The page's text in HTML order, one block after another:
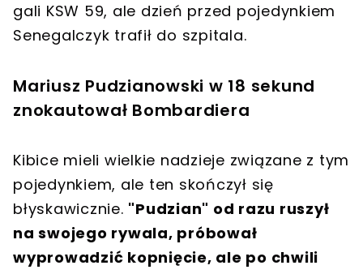
gali KSW 59, ale dzień przed pojedynkiem
Senegalczyk trafił do szpitala.
Mariusz Pudzianowski w 18 sekund
znokautował Bombardiera
Kibice mieli wielkie nadzieje związane z tym
pojedynkiem, ale ten skończył się
błyskawicznie. "Pudzian" od razu ruszył
na swojego rywala, próbował
wyprowadzić kopnięcie, ale po chwili